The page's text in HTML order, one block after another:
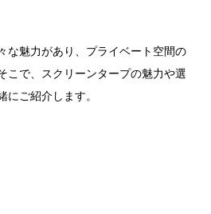
な魅力があり、プライベート空間の
こで、スクリーンタープの魅力や選
ご紹介します。